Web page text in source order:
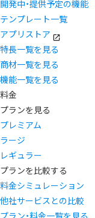
開発中・提供予定の機能
テンプレート一覧
アプリストア
特長一覧を見る
商材一覧を見る
機能一覧を見る
料金
プランを見る
プレミアム
ラージ
レギュラー
プランを比較する
料金シミュレーション
他社サービスとの比較
プラン・料金一覧を見る